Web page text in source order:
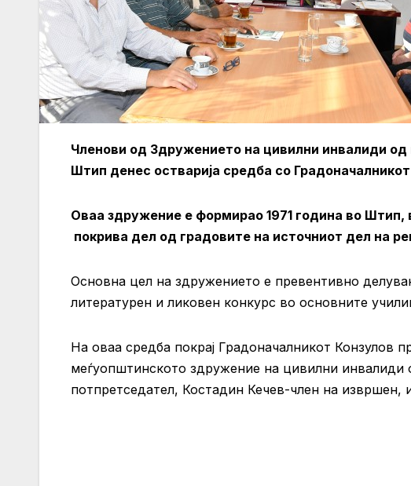
Членови од Здружението на цивилни инвалиди од
Штип денес остварија средба со
Оваа здружение е формирао 1971 година во
покрива дел од градовите на источниот дел на
Основна цел на здружението е превентивно
литературен и ликовен конкурс во основните
На оваа средба покрај Градоначалникот Конзулов
меѓуопштинското здружение на цивилни инвалиди
потпретседател, Костадин Кечев-член на извршен,